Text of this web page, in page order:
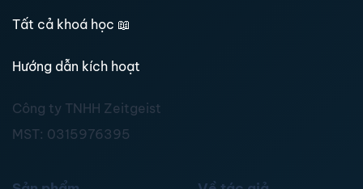
Tất cả khoá học 📖
Hướng dẫn kích hoạt
Công ty TNHH Zeitgeist
MST: 0315976395